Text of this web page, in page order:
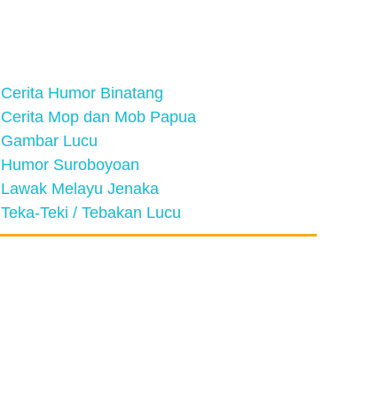
Cerita Humor Binatang
Cerita Mop dan Mob Papua
Gambar Lucu
Humor Suroboyoan
Lawak Melayu Jenaka
Teka-Teki / Tebakan Lucu